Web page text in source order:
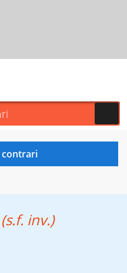
(s.f. inv.)